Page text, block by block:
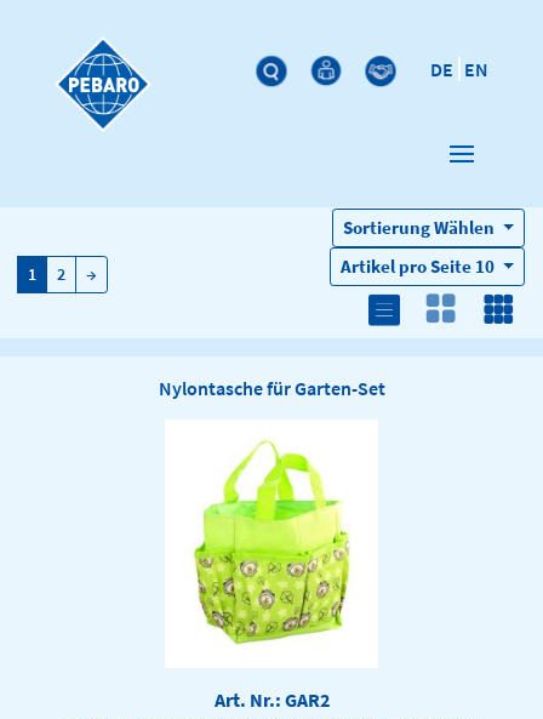
DE EN
1 2 →
SortierungWählen
Artikel pro Seite 10
Nylontasche für Garten-Set
Art. Nr.: GAR2